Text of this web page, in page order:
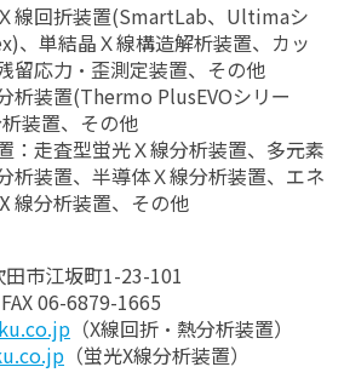
線回折装置(SmartLab、Ultimaシ
、単結晶Ｘ線構造解析装置、カッ
留応力・歪測定装置、その他
析装置(Thermo PlusEVOシリー
装置、その他
：走査型蛍光Ｘ線分析装置、多元素
析装置、半導体Ｘ線分析装置、エネ
線分析装置、その他
市江坂町1-23-101
06-6879-1665
（X線回折・熱分析装置）
（蛍光X線分析装置）